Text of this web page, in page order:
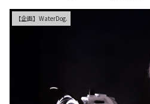
【企画】WaterDog.